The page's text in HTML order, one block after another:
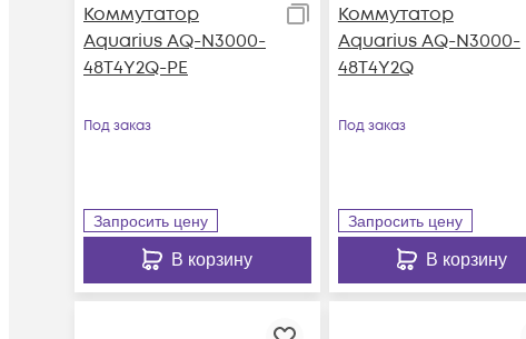
Коммутатор
Aquarius AQ-N3000-
48T4Y2Q-PE
Под заказ
Запросить цену
В корзину
Коммутатор
Aquarius AQ-N3000-
48T4Y2Q
Под заказ
Запросить цену
В корзину